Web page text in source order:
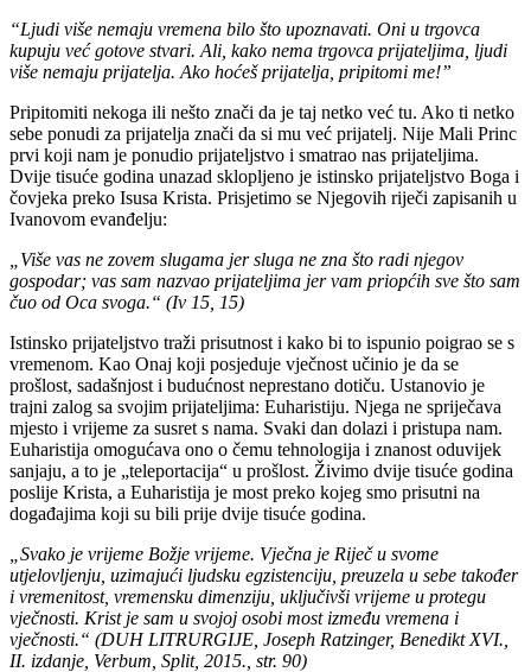
“Ljudi više nemaju vremena bilo što upoznavati. Oni u trgovca
kupuju već gotove stvari. Ali, kako nema trgovca prijateljima, ljudi
više nemaju prijatelja. Ako hoćeš prijatelja, pripitomi me!”
Pripitomiti nekoga ili nešto znači da je taj netko već tu. Ako ti netko
sebe ponudi za prijatelja znači da si mu već prijatelj. Nije Mali Princ
prvi koji nam je ponudio prijateljstvo i smatrao nas prijateljima.
Dvije tisuće godina unazad sklopljeno je istinsko prijateljstvo Boga i
čovjeka preko Isusa Krista. Prisjetimo se Njegovih riječi zapisanih u
Ivanovom evanđelju:
„Više vas ne zovem slugama jer sluga ne zna što radi njegov
gospodar; vas sam nazvao prijateljima jer vam priopćih sve što sam
čuo od Oca svoga.“ (Iv 15, 15)
Istinsko prijateljstvo traži prisutnost i kako bi to ispunio poigrao se s
vremenom. Kao Onaj koji posjeduje vječnost učinio je da se
prošlost, sadašnjost i budućnost neprestano dotiču. Ustanovio je
trajni zalog sa svojim prijateljima: Euharistiju. Njega ne spriječava
mjesto i vrijeme za susret s nama. Svaki dan dolazi i pristupa nam.
Euharistija omogućava ono o čemu tehnologija i znanost oduvijek
sanjaju, a to je „teleportacija“ u prošlost. Živimo dvije tisuće godina
poslije Krista, a Euharistija je most preko kojeg smo prisutni na
događajima koji su bili prije dvije tisuće godina.
„Svako je vrijeme Božje vrijeme. Vječna je Riječ u svome
utjelovljenju, uzimajući ljudsku egzistenciju, preuzela u sebe također
i vremenitost, vremensku dimenziju, uključivši vrijeme u protegu
vječnosti. Krist je sam u svojoj osobi most između vremena i
vječnosti.“ (DUH LITRURGIJE, Joseph Ratzinger, Benedikt XVI.,
II. izdanje, Verbum, Split, 2015., str. 90)